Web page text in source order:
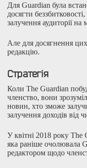
Для Guardian була
досягти
залучення аудиторії на
Але для досягнення
редакцію.
Стратегія
Коли The Guardian
членство, вони
новин, хто зможе
залучення доходів від
У квітні 2018 року The
яка раніше очолювала
редактором щодо